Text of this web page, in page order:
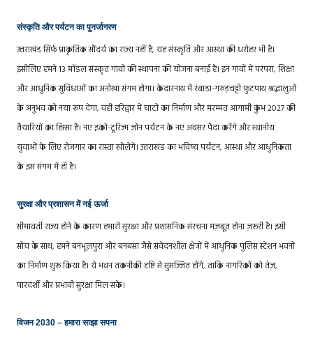
संस्कृति और पर्यटन का पुनर्जागरण
उत्तराखंड सिर्फ़ प्राकृतिक सौंदर्य का राज्य नहीं है, यह संस्कृति और आस्था की धरोहर भी है।
इसीलिए हमने 13 मॉडल संस्कृत गांवों की स्थापना की योजना बनाई है। इन गांवों में परंपरा, शिक्षा
और आधुनिक सुविधाओं का अनोखा संगम होगा। केदारनाथ में रंबाडा-गरुड़चट्टी फुटपाथ श्रद्धालुओं
के अनुभव को नया रूप देगा, वहीं हरिद्वार में घाटों का निर्माण और मरम्मत आगामी कुंभ 2027 की
तैयारियों का हिस्सा है। नए इको-टूरिज्म जोन पर्यटन के नए अवसर पैदा करेंगे और स्थानीय
युवाओं के लिए रोजगार का रास्ता खोलेंगे। उत्तराखंड का भविष्य पर्यटन, आस्था और आधुनिकता
के इस संगम में ही है।
सुरक्षा और प्रशासन में नई ऊर्जा
सीमावर्ती राज्य होने के कारण हमारी सुरक्षा और प्रशासनिक संरचना मज़बूत होना ज़रूरी है। इसी
सोच के साथ, हमने बनभूलपुरा और बनबसा जैसे संवेदनशील क्षेत्रों में आधुनिक पुलिस स्टेशन भवनों
का निर्माण शुरू किया है। ये भवन तकनीकी दृष्टि से सुसज्जित होंगे, ताकि नागरिकों को तेज़,
पारदर्शी और प्रभावी सुरक्षा मिल सके।
विजन 2030 – हमारा साझा सपना